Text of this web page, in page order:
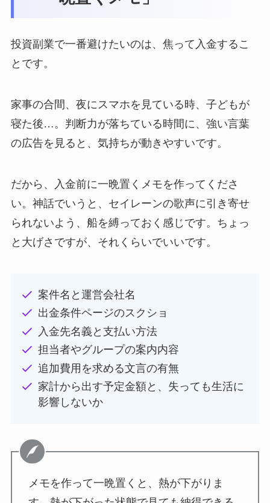
投資副業で一番避けたいのは、焦って入金するこ
とです。
家事の合間、夜にスマホを見ている時、子どもが
寝た後…。判断力が落ちている時間に、強い言葉
の広告を見ると、気持ちが動きやすいです。
だから、入金前に一晩置くメモを作ってくださ
い。神話でいうと、セイレーンの歌声に引き寄せ
られないよう、船を縛っておく感じです。ちょっ
と大げさですが、それくらいでいいです。
案件名と運営会社名
出金条件ページのスクショ
入金先名義と支払い方法
担当者やグループの案内内容
追加費用を求める文言の有無
家計から出す予定金額と、失っても生活に
影響しないか
メモを作って一晩置くと、熱が下がりま